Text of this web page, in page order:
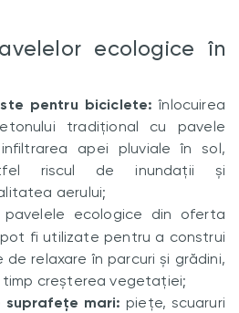
ecologice în
pentru biciclete: înlocuirea
tradițional cu pavele
apei pluviale în sol,
riscul de inundații și
aerului;
pavelele ecologice din oferta
fi utilizate pentru a construi
relaxare în parcuri și grădini,
creșterea vegetației;
mari: piețe, scuaruri